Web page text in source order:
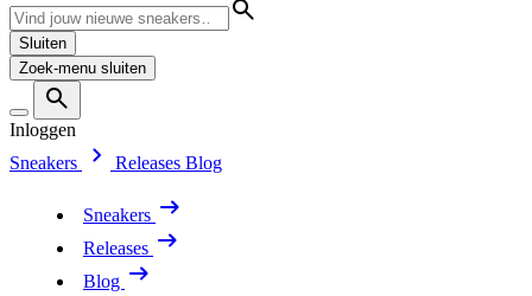
Sluiten
Zoek-menu sluiten
Inloggen
Sneakers
Releases Blog
Sneakers
Releases
Blog